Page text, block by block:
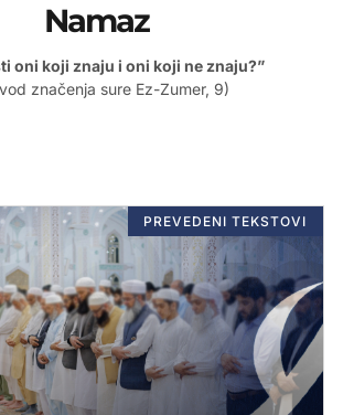
Namaz
oni koji znaju i oni koji ne znaju?”
značenja sure Ez-Zumer, 9)
PREVEDENI TEKSTOVI